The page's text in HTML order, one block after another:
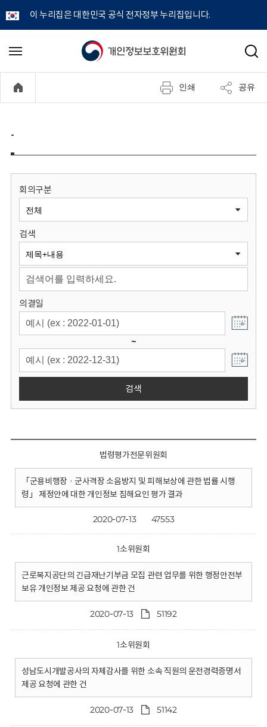
이 누리집은 대한민국 공식 전자정부 누리집입니다.
개
정
보
원
회
메
기
검
인쇄 공유
-
회의구분
검색
의결일
~
검색
법령평가전문위원회
「군용비행장 · 군사격장 소음방지 및 피해보상에 관한 법률 시행
령」 제정안에 대한 개인정보 침해요인 평가 결과
2020-07-13 47553
1소위원회
근로복지공단의 긴급재난기부금 모집 관련 업무를 위한 행정안전부
보유 개인정보 제공 요청에 관한 건
2020-07-13 51192
1소위원회
성남도시개발공사의 자체감사를 위한 소속 직원의 운전경력증명서
제공 요청에 관한 건
2020-07-13 51142